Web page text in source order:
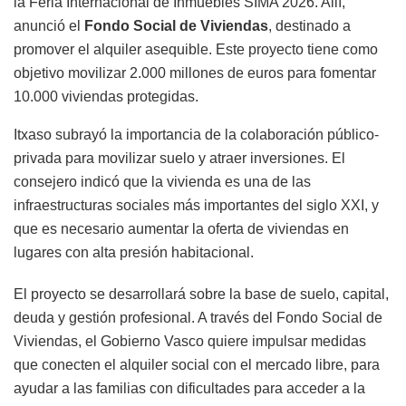
anunció el
Fondo Social de Viviendas, destinado a
promover el alquiler asequible. Este proyecto tiene como
objetivo movilizar 2.000 millones de euros para fomentar
10.000 viviendas protegidas.
Itxaso subrayó la importancia de la colaboración público-
privada para movilizar suelo y atraer inversiones. El
consejero indicó que la vivienda es una de las
infraestructuras sociales más importantes del siglo XXI, y
que es necesario aumentar la oferta de viviendas en
lugares con alta presión habitacional.
El proyecto se desarrollará sobre la base de suelo, capital,
deuda y gestión profesional. A través del Fondo Social de
Viviendas, el Gobierno Vasco quiere impulsar medidas
que conecten el alquiler social con el mercado libre, para
ayudar a las familias con dificultades para acceder a la